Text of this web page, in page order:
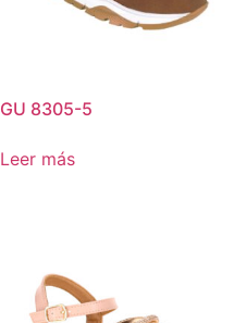
GU 8305-5
Leer más